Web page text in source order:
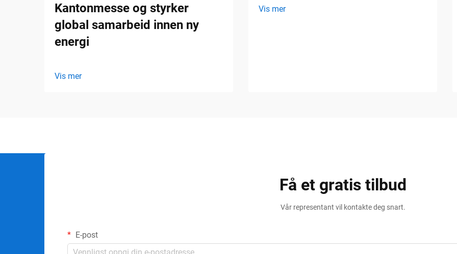
Kantonmesse og styrker
global samarbeid innen ny
energi
Vis mer
Vis mer
Få et gratis tilbud
Vår representant vil kontakte deg snart.
E-post